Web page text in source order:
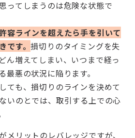
ってしまうのは危険な状態で
容ラインを超えたら手を引いて
です。損切りのタイミングを失
ん増えてしまい、いつまで経っ
最悪の状況に陥ります。
ても、損切りのラインを決めて
いのとでは、取引する上での心
メリットのレバレッジですが、